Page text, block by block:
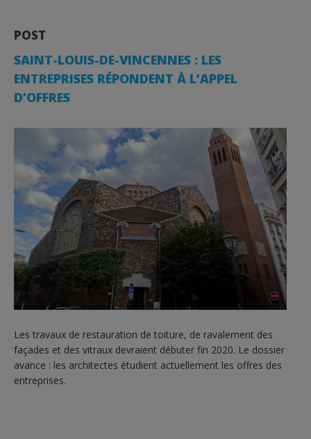
POST
SAINT-LOUIS-DE-VINCENNES : LES
ENTREPRISES RÉPONDENT À L’APPEL
D’OFFRES
Les travaux de restauration de toiture, de ravalement des
façades et des vitraux devraient débuter fin 2020. Le dossier
avance : les architectes étudient actuellement les offres des
entreprises.